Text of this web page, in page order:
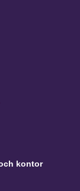
kontor